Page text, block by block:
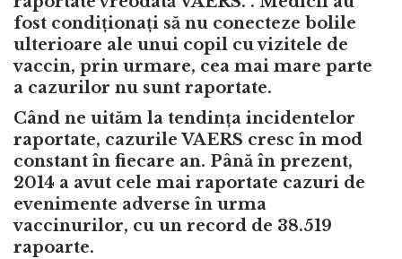
fost condiționați să nu conecteze bolile
ulterioare ale unui copil cu vizitele de
vaccin, prin urmare, cea mai mare parte
a cazurilor nu sunt raportate.
Când ne uităm la tendința incidentelor
raportate, cazurile VAERS cresc în mod
constant în fiecare an. Până în prezent,
2014 a avut cele mai raportate cazuri de
evenimente adverse în urma
vaccinurilor, cu un record de 38.519
rapoarte.